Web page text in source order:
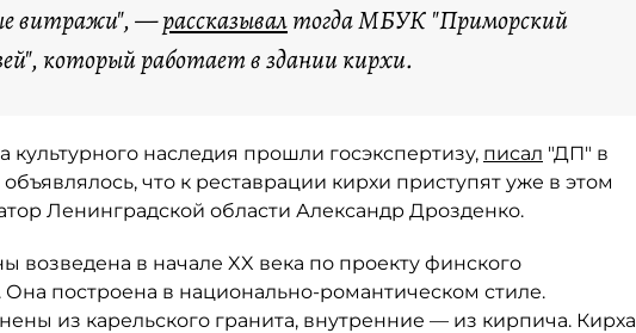
витражи", —рассказывалтогда МБУК "Приморский
который работает в здании кирхи.
наследия прошли госэкспертизу, писал "ДП" в
что к реставрации кирхи приступят уже в этом
Ленинградской области Александр Дрозденко.
возведена в начале XX века по проекту финского
Она построена в национально-романтическом стиле.
из карельского гранита, внутренние — из кирпича. Кирха